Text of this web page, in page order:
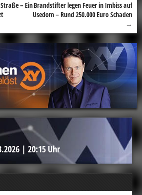
– EinBrandstifter legen Feuer in Imbiss auf
Usedom – Rund 250.000 Euro Schaden
→
| 20:15 Uhr